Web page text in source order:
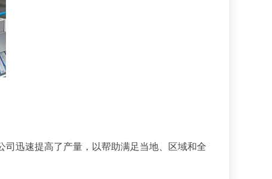
迅速提高了产量，以帮助满足当地、区域和全